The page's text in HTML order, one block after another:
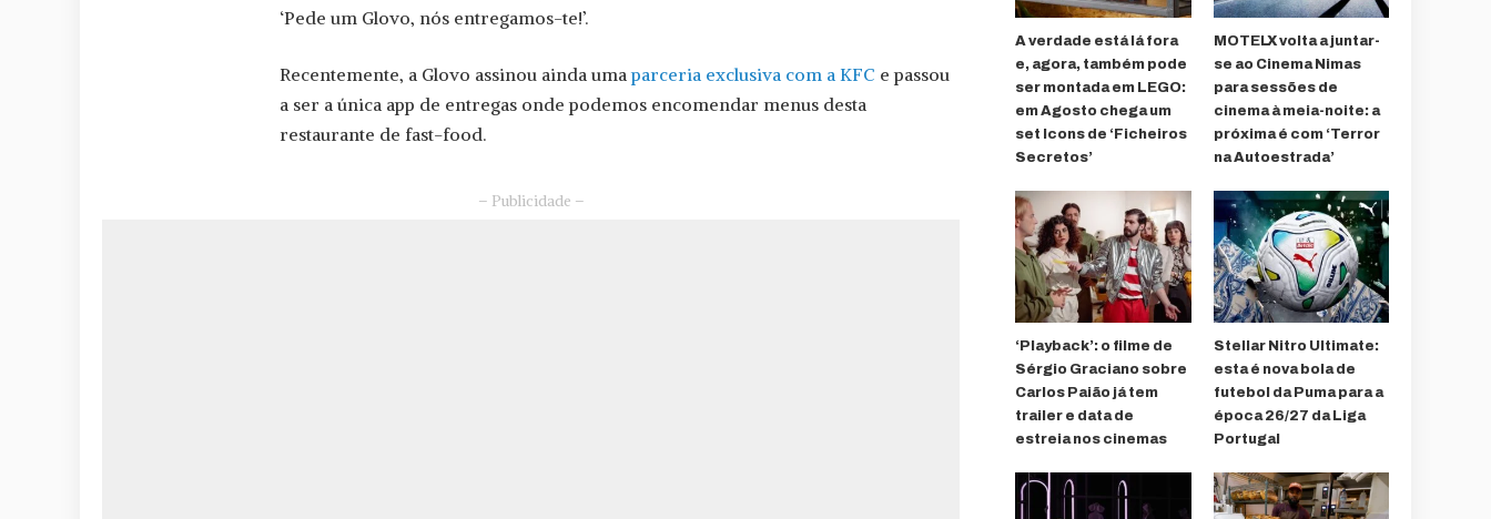
‘Pede um Glovo, nós entregamos-te!’.
Recentemente, a Glovo assinou ainda umaparceria exclusiva com a KFC e passou
a ser a única app de entregas onde podemos encomendar menus desta
restaurante de fast-food.
– Publicidade –
A verdade está lá fora
e, agora, também pode
ser montada em LEGO:
em Agosto chega um
set Icons de ‘Ficheiros
Secretos’
MOTELX volta a juntar-
se ao Cinema Nimas
para sessões de
cinema à meia-noite: a
próxima é com ‘Terror
na Autoestrada’
‘Playback’: o filme de
Sérgio Graciano sobre
Carlos Paião já tem
trailer e data de
estreia nos cinemas
Stellar Nitro Ultimate:
esta é nova bola de
futebol da Puma para a
época 26/27 da Liga
Portugal